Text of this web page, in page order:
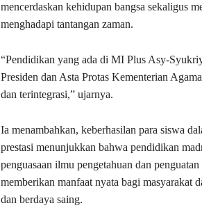
mencerdaskan kehidupan bangsa sekaligus
menghadapi tantangan zaman.
“Pendidikan yang ada di MI Plus Asy-
Presiden dan Asta Protas Kementerian
dan terintegrasi,” ujarnya.
Ia menambahkan, keberhasilan para siswa
prestasi menunjukkan bahwa pendidikan
penguasaan ilmu pengetahuan dan
memberikan manfaat nyata bagi masyarakat
dan berdaya saing.